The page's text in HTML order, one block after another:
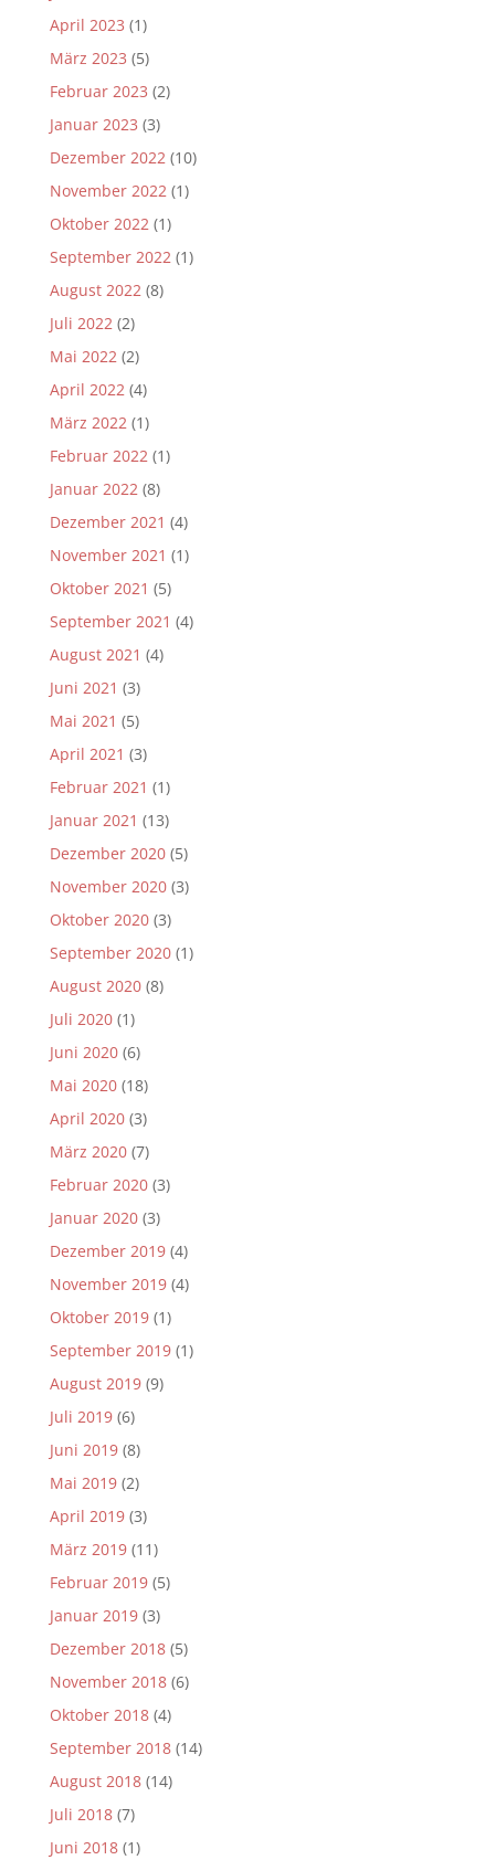
April 2023 (1)
März 2023 (5)
Februar 2023 (2)
Januar 2023 (3)
Dezember 2022(10)
November 2022(1)
Oktober 2022(1)
September 2022(1)
August 2022(8)
Juli 2022(2)
Mai 2022(2)
April 2022(4)
März 2022(1)
Februar 2022(1)
Januar 2022(8)
Dezember 2021 (4)
November 2021 (1)
Oktober 2021 (5)
September 2021 (4)
August 2021 (4)
Juni 2021 (3)
Mai 2021 (5)
April 2021 (3)
Februar 2021 (1)
Januar 2021 (13)
Dezember 2020(5)
November 2020(3)
Oktober 2020(3)
September 2020(1)
August 2020(8)
Juli 2020(1)
Juni 2020(6)
Mai 2020(18)
April 2020(3)
März 2020(7)
Februar 2020(3)
Januar 2020(3)
Dezember 2019(4)
November 2019(4)
Oktober 2019(1)
September 2019(1)
August 2019(9)
Juli 2019(6)
Juni 2019(8)
Mai 2019(2)
April 2019(3)
März 2019(11)
Februar 2019(5)
Januar 2019(3)
Dezember 2018(5)
November 2018(6)
Oktober 2018(4)
September 2018(14)
August 2018(14)
Juli 2018(7)
Juni 2018(1)